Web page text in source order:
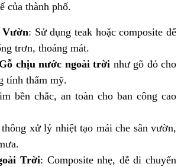
của thành phố.
Vườn: Sử dụng teak hoặc composite để
trơn, thoáng mát.
Gỗ chịu nước ngoài trời như gõ đỏ cho
tính thẩm mỹ.
bền chắc, an toàn cho ban công cao
xử lý nhiệt tạo mái che sân vườn,
Trời: Composite nhẹ, dễ di chuyển